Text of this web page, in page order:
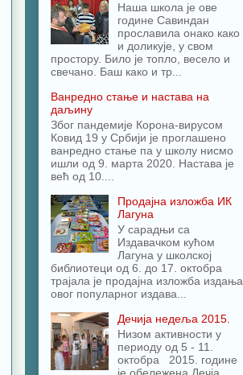
Наша школа је ове
године Савиндан
прославила онако како
и доликује, у свом
простору. Било је топло, весело и
свечано. Баш како и тр...
Ванредно стање и настава на
даљину
Због пандемије Корона-вирусом
Ковид 19 у Србији је проглашено
ванредно стање па у школу нисмо
ишли од 9. марта 2020. Настава је
већ од 10....
Продајна изложба ИК
Лагуна
У сарадњи са
Издавачком кућом
Лагуна у школској
библиотеци од 6. до 17. октобра
трајала је продајна изложба издања
овог популарног издава...
Дечија недеља 2015.
Низом активности у
периоду од 5 - 11.
октобра 2015. године